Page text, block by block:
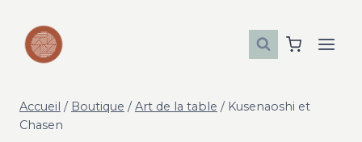
contenu
Accueil / Boutique / Art de la table / Kusenaoshi et
Chasen